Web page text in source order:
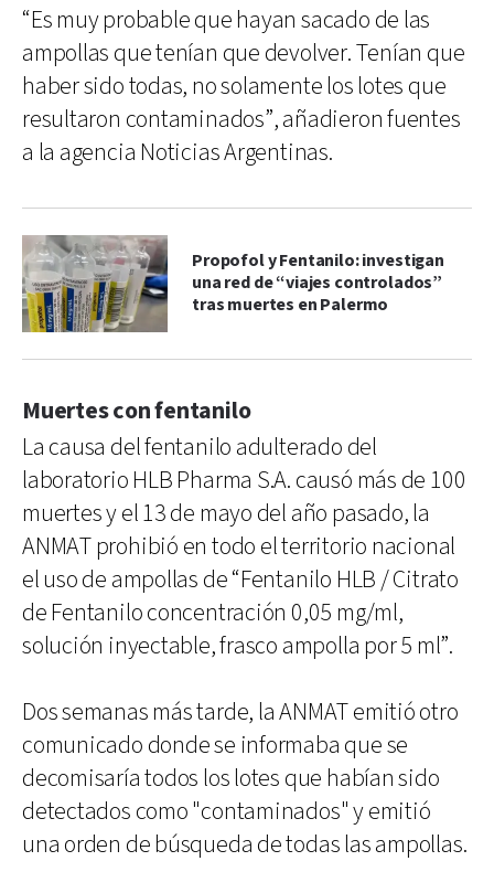
“Es muy probable que hayan sacado de las
ampollas que tenían que devolver. Tenían que
haber sido todas, no solamente los lotes que
resultaron contaminados”, añadieron fuentes
a la agencia Noticias Argentinas.
Propofol y Fentanilo: investigan
una red de “viajes controlados”
tras muertes en Palermo
Muertes con fentanilo
La causa del fentanilo adulterado del
laboratorio HLB Pharma S.A. causó más de 100
muertes y el 13 de mayo del año pasado, la
ANMAT prohibió en todo el territorio nacional
el uso de ampollas de “Fentanilo HLB / Citrato
de Fentanilo concentración 0,05 mg/ml,
solución inyectable, frasco ampolla por 5 ml”.
Dos semanas más tarde, la ANMAT emitió otro
comunicado donde se informaba que se
decomisaría todos los lotes que habían sido
detectados como "contaminados" y emitió
una orden de búsqueda de todas las ampollas.